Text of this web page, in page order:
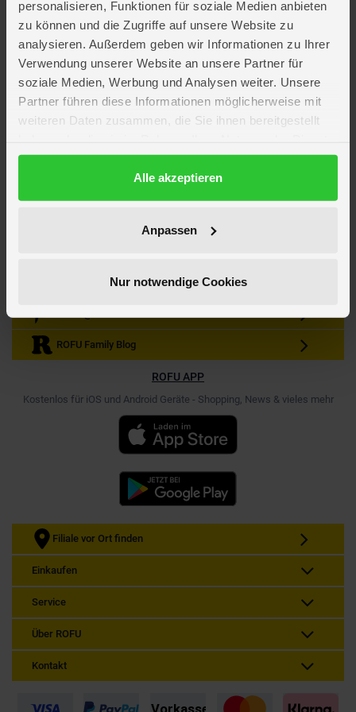
personalisieren, Funktionen für soziale Medien anbieten
zu können und die Zugriffe auf unsere Website zu
analysieren. Außerdem geben wir Informationen zu Ihrer
Verwendung unserer Website an unsere Partner für
soziale Medien, Werbung und Analysen weiter. Unsere
Partner führen diese Informationen möglicherweise mit
weiteren Daten zusammen, die Sie ihnen bereitgestellt
gesammelt haben.
DatenschutzerklärungAlle akzeptieren
Anpassen
Nur notwendige Cookies
Kein Angebot mehr verpassen
Zum Newsletter anmelden & Vorteile sichern
Anmelden
Gutscheine & Gewinnspiele
Neuheiten, Trends & Angebote
Werde unser Fan auf Facebook
ROFU Family Blog
ROFU APP
Kostenlos für iOS und Android Geräte - Shopping, News & vieles mehr
Filiale vor Ort finden
Einkaufen
Service
Über ROFU
Kontakt